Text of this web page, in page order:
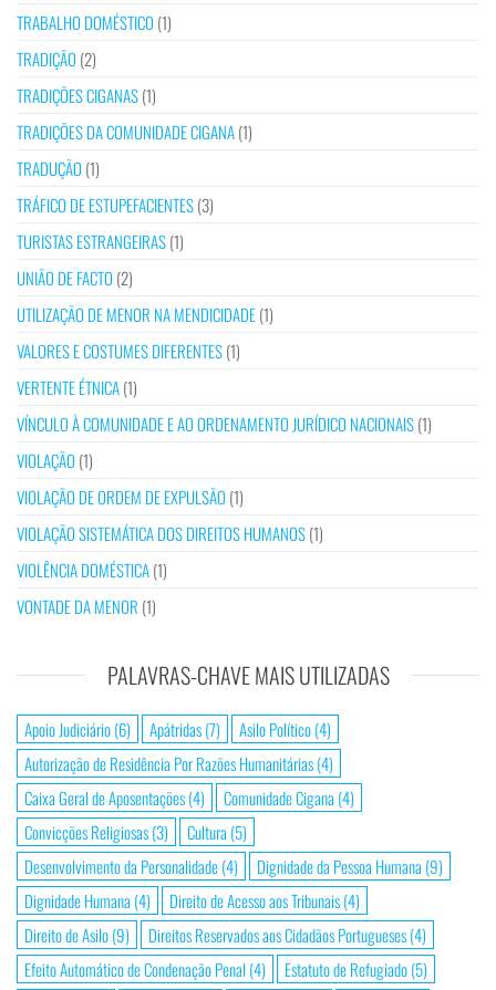
TRABALHO DOMÉSTICO (1)
TRADIÇÃO (2)
TRADIÇÕES CIGANAS(1)
TRADIÇÕES DA COMUNIDADE CIGANA(1)
TRADUÇÃO (1)
TRÁFICO DE ESTUPEFACIENTES(3)
TURISTAS ESTRANGEIRAS(1)
UNIÃO DE FACTO (2)
UTILIZAÇÃO DE MENOR NA MENDICIDADE(1)
VALORES E COSTUMES DIFERENTES(1)
VERTENTE ÉTNICA(1)
VÍNCULO À COMUNIDADE E AO ORDENAMENTO JURÍDICO NACIONAIS(1)
VIOLAÇÃO (1)
VIOLAÇÃO DE ORDEM DE EXPULSÃO (1)
VIOLAÇÃO SISTEMÁTICA DOS DIREITOS HUMANOS(1)
VIOLÊNCIA DOMÉSTICA(1)
VONTADE DA MENOR (1)
PALAVRAS-CHAVE MAIS UTILIZADAS
Apoio Judiciário(6) Apátridas(7) Asilo Político(4)
Autorização de Residência Por Razões Humanitárias(4)
Caixa Geral de Aposentações(4) Comunidade Cigana (4)
Convicções Religiosas(3) Cultura (5)
Desenvolvimento da Personalidade(4) Dignidade da Pessoa Humana (9)
Dignidade Humana (4) Direito de Acesso aos Tribunais(4)
Direito de Asilo(9) Direitos Reservados aos Cidadãos Portugueses(4)
Efeito Automático de Condenação Penal (4) Estatuto de Refugiado(5)